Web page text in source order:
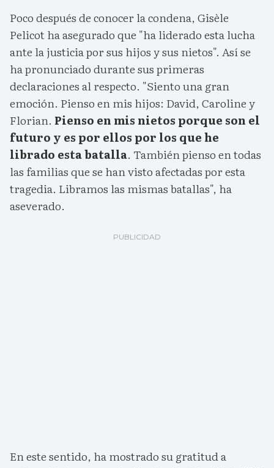
Poco después de conocer la condena, Gisèle
Pelicot ha asegurado que "ha liderado esta lucha
ante la justicia por sus hijos y sus nietos". Así se
ha pronunciado durante sus primeras
declaraciones al respecto. "Siento una gran
emoción. Pienso en mis hijos: David, Caroline y
Florian. Pienso en mis nietos porque son el
futuro y es por ellos por los que he
librado esta batalla. También pienso en todas
las familias que se han visto afectadas por esta
tragedia. Libramos las mismas batallas", ha
aseverado.
En este sentido, ha mostrado su gratitud a